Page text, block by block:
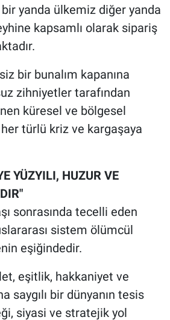
yanda ülkemiz diğer yanda
kapsamlı olarak sipariş
bir bunalım kapanına
zihniyetler tarafından
küresel ve bölgesel
türlü kriz ve kargaşaya
YÜZYILI, HUZUR VE
sonrasında tecelli eden
sistem ölümcül
eşiğindedir.
eşitlik, hakkaniyet ve
saygılı bir dünyanın tesis
siyasi ve stratejik yol